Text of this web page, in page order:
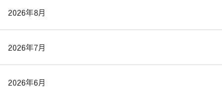
2026年8月
2026年7月
2026年6月